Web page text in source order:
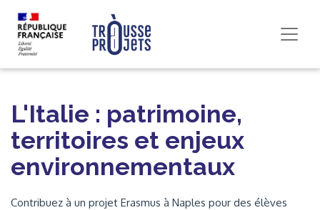
L'Italie : patrimoine,
territoires et enjeux
environnementaux
Contribuez à un projet Erasmus à Naples pour des élèves